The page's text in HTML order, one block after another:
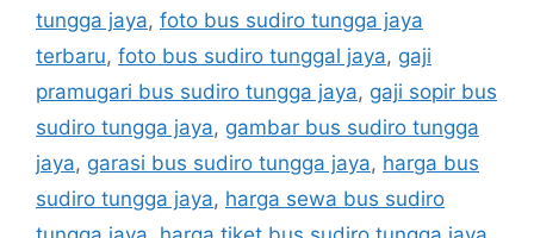
tungga jaya, foto bus sudiro tungga jaya
terbaru, foto bus sudiro tunggal jaya, gaji
pramugari bus sudiro tungga jaya, gaji sopir bus
sudiro tungga jaya, gambar bus sudiro tungga
jaya, garasi bus sudiro tungga jaya, harga bus
sudiro tungga jaya, harga sewa bus sudiro